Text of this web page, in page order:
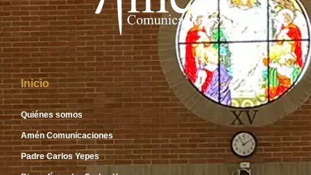
Inicio
Quiénes somos
Amén Comunicaciones
Padre Carlos Yepes